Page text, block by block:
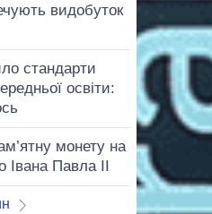
видобуток
стандарти
освіти:
монету на
Івана Павла II